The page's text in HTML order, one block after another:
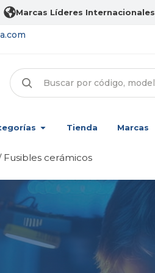
Marcas Líderes Internacionales
Tienda Marcas
Fusibles cerámicos